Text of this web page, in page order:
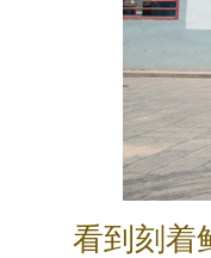
看到刻着